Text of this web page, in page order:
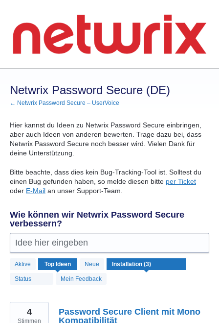
springen
Netwrix Password Secure (DE)
← Netwrix Password Secure – UserVoice
Hier kannst du Ideen zu Netwrix Password Secure einbringen,
aber auch Ideen von anderen bewerten. Trage dazu bei, dass
Netwrix Password Secure noch besser wird. Vielen Dank für
deine Unterstützung.
Bitte beachte, dass dies kein Bug-Tracking-Tool ist. Solltest du
einen Bug gefunden haben, so melde diesen bitte per Ticket
oder E-Mail an unser Support-Team.
Wie können wir Netwrix Password Secure
verbessern?
Idee hier eingeben
Aktive Top Ideen Neue
Status Mein Feedback
gefundene
Ergebnisse
Password Secure Client mit Mono
Kompatibilität
4
Stimmen